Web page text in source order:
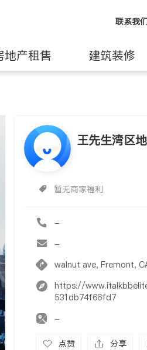
联系我
地产租售 建筑装修
王先生湾区
暂无商家福利
-
-
walnut ave, Fremont,
https://
531db74f66fd7
-
点赞 分享